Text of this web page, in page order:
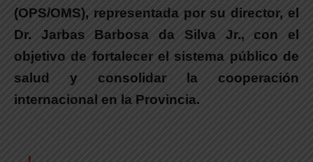
(OPS/OMS), representada por su director, el
Dr. Jarbas Barbosa da Silva Jr., con el
objetivo de fortalecer el sistema público de
salud y consolidar la cooperación
internacional en la Provincia.